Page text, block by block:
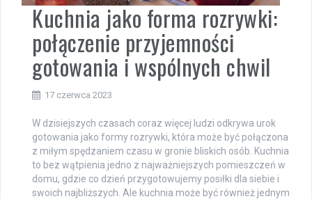
Kuchnia jako forma rozrywki:
połączenie przyjemności
gotowania i wspólnych chwil
17 czerwca 2023
W dzisiejszych czasach coraz więcej ludzi odkrywa urok
gotowania jako formy rozrywki, która może być połączona
z miłym spędzaniem czasu w gronie bliskich osób. Kuchnia
to bez wątpienia jedno z najważniejszych pomieszczeń w
domu, gdzie co dzień przygotowujemy posiłki dla siebie i
swoich najbliższych. Ale kuchnia może być również jednym